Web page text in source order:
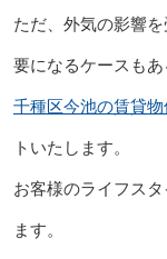
ただ、外気の影響
要になるケースもあ
千種区今池の賃貸
トいたします。
お客様のライフス
ます。